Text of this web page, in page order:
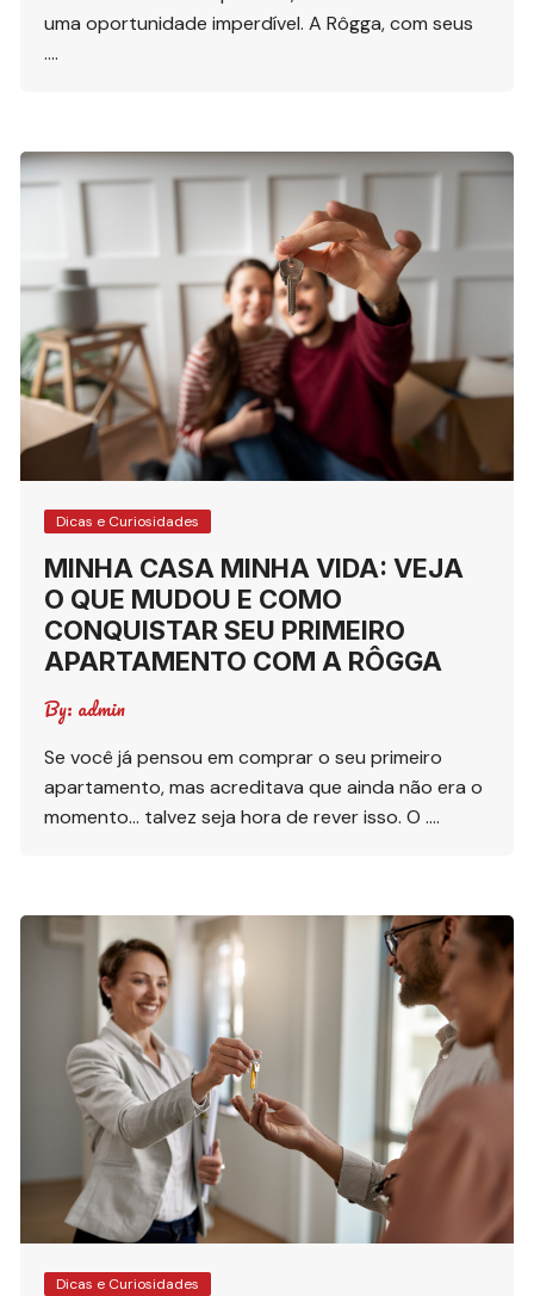
uma oportunidade imperdível. A Rôgga, com seus
….
Dicas e Curiosidades
MINHA CASA MINHA VIDA: VEJA
O QUE MUDOU E COMO
CONQUISTAR SEU PRIMEIRO
APARTAMENTO COM A RÔGGA
By: admin
Se você já pensou em comprar o seu primeiro
apartamento, mas acreditava que ainda não era o
momento… talvez seja hora de rever isso. O ….
Dicas e Curiosidades